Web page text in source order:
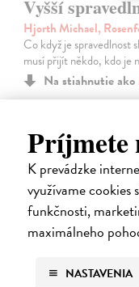
Príjmete
K prevádzke
využívame cookies
funkčnosti,
maximálneho
NASTAVENIA
Vyšší
Hjorth Michael,
Co když je spravedlnost
musí přijít někdo, kdo je
Na stiahnutie ako